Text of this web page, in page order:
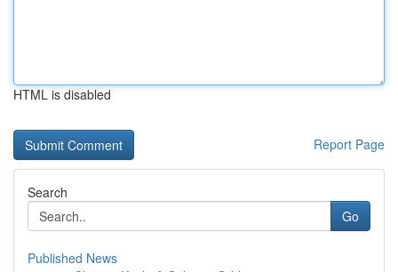
HTML is disabled
Report Page
Search
Go
Published News